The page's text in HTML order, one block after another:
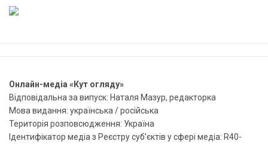
Онлайн-медіа «Кут огляду»
Відповідальна за випуск: Наталя Мазур, редакторка
Мова видання: українська / російська
Територія розповсюдження: Україна
Ідентифікатор медіа з Реєстру суб’єктів у сфері медіа: R40-